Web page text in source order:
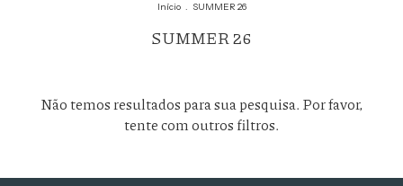
Início . SUMMER 26
SUMMER 26
Não temos resultados para sua pesquisa. Por favor,
tente com outros filtros.